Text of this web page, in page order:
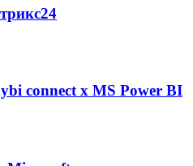
connect х MS Power BI